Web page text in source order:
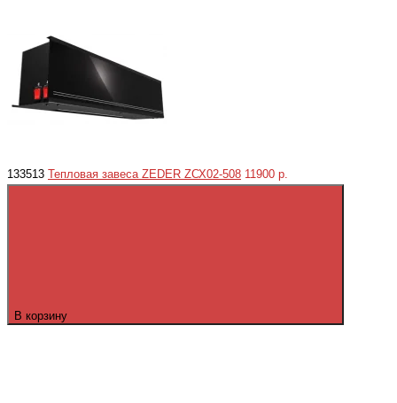
133513 Тепловая завеса ZEDER ZСХ02-508 11900 р.
В корзину